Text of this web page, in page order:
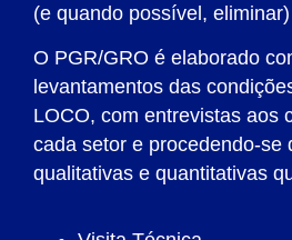
(e quando possível,
O PGR/GRO é elaborado
levantamentos das
LOCO, com entrevistas aos
cada setor e procedendo-se
qualitativas e quantitativas